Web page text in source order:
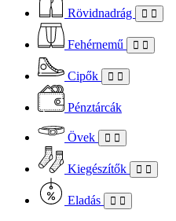
Rövidnadrág
Fehérnemű
Cipők
Pénztárcák
Övek
Kiegészítők
Eladás